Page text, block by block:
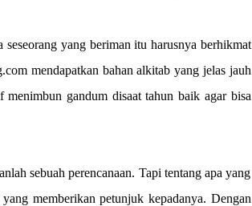
yang beriman itu harusnya berhikmat
mendapatkan bahan alkitab yang jelas jauh
gandum disaat tahun baik agar bisa
sebuah perencanaan. Tapi tentang apa yang
memberikan petunjuk kepadanya. Dengan